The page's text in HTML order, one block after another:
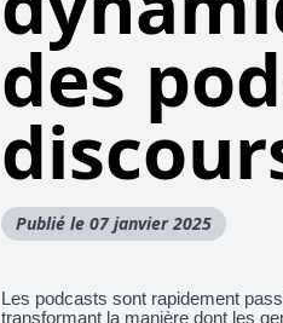
des
Publié le 07 janvier 2025
Les podcasts sont rapidement
transformant la manière dont les